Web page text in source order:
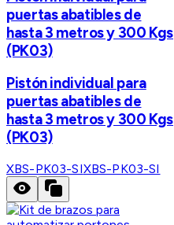
puertas abatibles de
hasta 3 metros y 300 Kgs
(PK03)
Pistón individual para
puertas abatibles de
hasta 3 metros y 300 Kgs
(PK03)
XBS-PK03-SIXBS-PK03-SI